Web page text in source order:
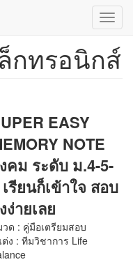
กทรอนิกส์
EASY
NOTE
คม ระดับ ม.4-5-
รียนก็เข้าใจ สอบ
ง่ายเลย
ด : คู่มือเตรียมสอบ
ต่ง : ทีมวิชาการ Life